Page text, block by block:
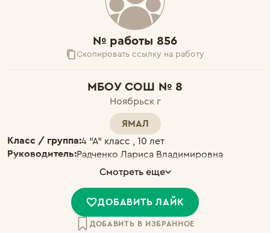
№ работы 856
Скопировать ссылку на работу
МБОУ СОШ № 8
Ноябрьск г
ЯМАЛ
Класс / группа:4 "А" класс , 10 лет
Руководитель:Радченко Лариса Владимировна
Смотреть еще
ДОБАВИТЬ ЛАЙК
ДОБАВИТЬ В ИЗБРАННОЕ